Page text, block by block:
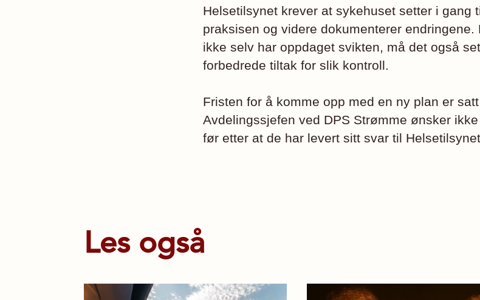
Helsetilsynet krever at sykehuset setter i gang
praksisen og videre dokumenterer endringene.
ikke selv har oppdaget svikten, må det også
forbedrede tiltak for slik kontroll.
Fristen for å komme opp med en ny plan er
Avdelingssjefen ved DPS Strømme ønsker
før etter at de har levert sitt svar til
Les også